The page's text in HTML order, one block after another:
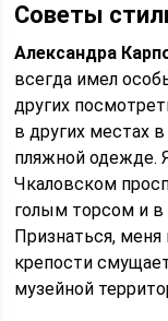
Советы
Александра
всегда имел
других
в других местах
пляжной одежде.
Чкаловском
голым торсом и в
Признаться,
крепости
музейной